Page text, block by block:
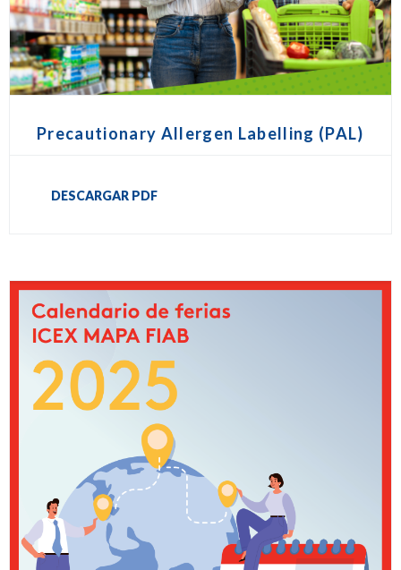
Precautionary Allergen Labelling (PAL)
DESCARGAR PDF